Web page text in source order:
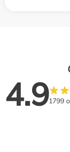
4.91799